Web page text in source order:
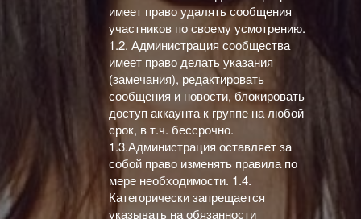
имеет право удалять сообщения
участников по своему усмотрению.
1.2. Администрация сообщества
имеет право делать указания
(замечания), редактировать
сообщения и новости, блокировать
доступ аккаунта к группе на любой
срок, в т.ч. бессрочно.
1.3.Администрация оставляет за
собой право изменять правила по
мере необходимости. 1.4.
Категорически запрещается
указывать на обязанности